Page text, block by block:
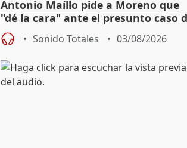
Antonio Maíllo pide a Moreno que
"dé la cara" ante el presunto caso
acoso del CEO de ADM
Sonido Totales 03/08/2026